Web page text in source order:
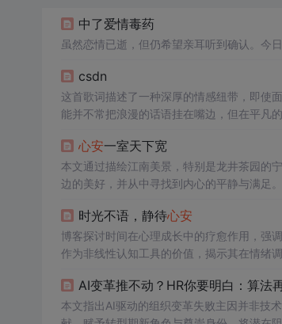
中了爱情毒药
虽然恋情已逝，但仍希望亲耳听到确认。今
csdn
这首歌词描述了一种深厚的情感纽带，即使
能并不常把浪漫的话语挂在嘴边，但在平凡
心安一室天下宽
本文通过描绘江南美景，特别是龙井茶园的
边的美好，并从中寻找到内心的平静与满足。
时光不语，静待心安
博客探讨时间在心理成长中的疗愈作用，强
作为非线性认知工具的价值，揭示其在情绪
AI变革推不动？HR你要明白：算法
本文指出AI驱动的组织变革失败主因并非技